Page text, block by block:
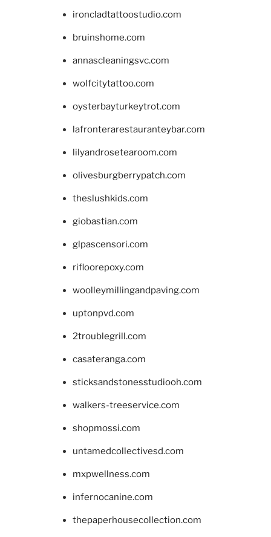
ironcladtattoostudio.com
bruinshome.com
annascleaningsvc.com
wolfcitytattoo.com
oysterbayturkeytrot.com
lafronterarestauranteybar.com
lilyandrosetearoom.com
olivesburgberrypatch.com
theslushkids.com
giobastian.com
glpascensori.com
rifloorepoxy.com
woolleymillingandpaving.com
uptonpvd.com
2troublegrill.com
casateranga.com
sticksandstonesstudiooh.com
walkers-treeservice.com
shopmossi.com
untamedcollectivesd.com
mxpwellness.com
infernocanine.com
thepaperhousecollection.com